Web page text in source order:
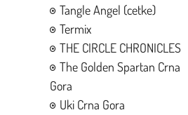
Tangle Angel (cetke)
Termix
THE CIRCLE CHRONICLES
The Golden Spartan Crna
Gora
Uki Crna Gora